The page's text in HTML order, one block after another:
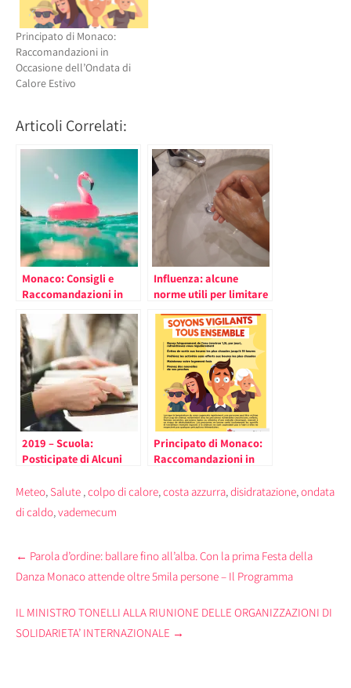
Principato di Monaco:
Raccomandazioni in
Occasione dell’Ondata di
Calore Estivo
Articoli Correlati:
Monaco: Consigli e
Raccomandazioni in
comunicato)
Influenza: alcune
norme utili per limitare
2019 – Scuola:
Posticipate di Alcuni
Prove del Diploma del
Brevet per il Calore
Annunciato (il
Principato di Monaco:
Raccomandazioni in
di Calore Estivo
Meteo, Salute ,colpo di calore,costa azzurra,disidratazione,ondata
di caldo,vademecum
Post
navigation
← Parola d’ordine: ballare fino all’alba. Con la prima Festa della
Danza Monaco attende oltre 5mila persone – Il Programma
IL MINISTRO TONELLI ALLA RIUNIONE DELLE ORGANIZZAZIONI DI
SOLIDARIETA’ INTERNAZIONALE →